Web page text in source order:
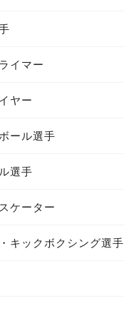
イマー
ヤー
ール選手
選手
ケーター
キックボクシング選手